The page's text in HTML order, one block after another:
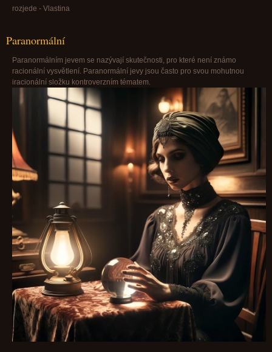
rozjede - Vlastina
Paranormální
Paranormálním jevem se nazývají skutečnosti, pro které není známo
racionální vysvětlení. Paranormální jevy jsou často pro svou mohutnou
iracionální složku kontroverzním tématem.